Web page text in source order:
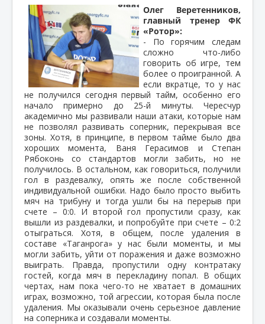
Олег Веретенников,
главный тренер ФК
«Ротор»:
- По горячим следам
сложно что-либо
говорить об игре, тем
более о проигранной. А
если вкратце, то у нас
не получился сегодня первый тайм, особенно его
начало примерно до 25-й минуты. Чересчур
академично мы развивали наши атаки, которые нам
не позволял развивать соперник, перекрывая все
зоны. Хотя, в принципе, в первом тайме было два
хороших момента, Ваня Герасимов и Степан
Рябоконь со стандартов могли забить, но не
получилось. В остальном, как говориться, получили
гол в раздевалку, опять же после собственной
индивидуальной ошибки. Надо было просто выбить
мяч на трибуну и тогда ушли бы на перерыв при
счете – 0:0. И второй гол пропустили сразу, как
вышли из раздевалки, и попробуйте при счете – 0:2
отыграться. Хотя, в общем, после удаления в
составе «Таганрога» у нас были моменты, и мы
могли забить, уйти от поражения и даже возможно
выиграть. Правда, пропустили одну контратаку
гостей, когда мяч в перекладину попал. В общих
чертах, нам пока чего-то не хватает в домашних
играх, возможно, той агрессии, которая была после
удаления. Мы оказывали очень серьезное давление
на соперника и создавали моменты.